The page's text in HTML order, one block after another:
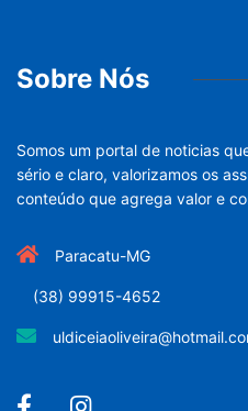
Sobre Nós
Somos um portal de noticias
sério e claro, valorizamos os
conteúdo que agrega valor e
Paracatu-MG
(38) 99915-4652